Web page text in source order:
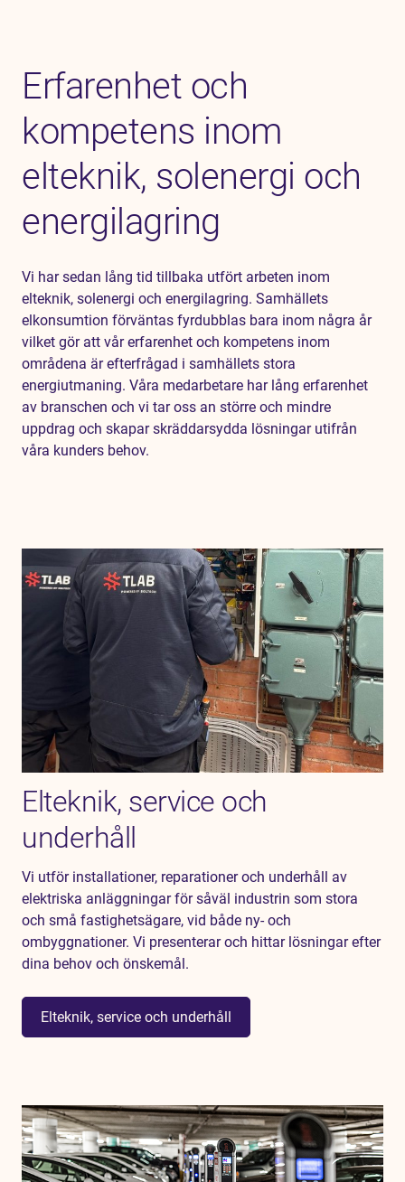
Erfarenhet och
kompetens inom
elteknik, solenergi och
energilagring
Vi har sedan lång tid tillbaka utfört arbeten inom
elteknik, solenergi och energilagring. Samhällets
elkonsumtion förväntas fyrdubblas bara inom några år
vilket gör att vår erfarenhet och kompetens inom
områdena är efterfrågad i samhällets stora
energiutmaning. Våra medarbetare har lång erfarenhet
av branschen och vi tar oss an större och mindre
uppdrag och skapar skräddarsydda lösningar utifrån
våra kunders behov.
Elteknik, service och
underhåll
Vi utför installationer, reparationer och underhåll av
elektriska anläggningar för såväl industrin som stora
och små fastighetsägare, vid både ny- och
ombyggnationer. Vi presenterar och hittar lösningar efter
dina behov och önskemål.
Elteknik, service och underhåll